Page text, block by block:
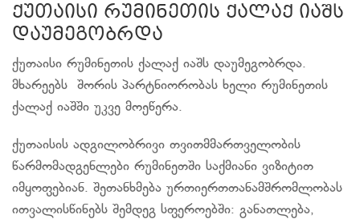
ქუთაისი რუმინეთის ქალაქ იაშს
დაუმეგობრდა
ქუთაისი რუმინეთის ქალაქ იაშს დაუმეგობრდა.
მხარეებს შორის პარტნიორობას ხელი რუმინეთის
ქალაქ იაშში უკვე მოეწერა.
ქუთაისის ადგილობრივი თვითმმართველობის
წარმომადგენლები რუმინეთში საქმიანი ვიზიტით
იმყოფებიან. შეთანხმება ურთიერთთანამშრომლობას
ითვალისწინებს შემდეგ სფეროებში: განათლება,